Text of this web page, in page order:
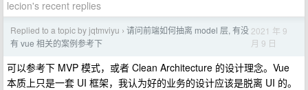
lecion's recent replies
Replied to a topic by jqtmviyu › 请问前端如何抽离 model 层, 有没
有 vue 相关的案例参考下
2021 年 9
月 9 日
可以参考下 MVP 模式，或者 Clean Architecture 的设计理念。Vue
本质上只是一套 UI 框架，我认为好的业务的设计应该是脱离 UI 的。